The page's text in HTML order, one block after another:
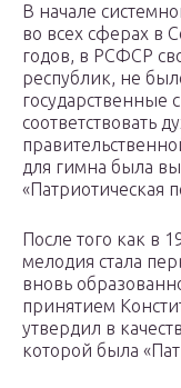
В начале
во всех сферах в
годов, в РСФСР
республик, не
государственные
соответствовать
для гимна была
«Патриотическая
После того как в
мелодия стала
вновь
принятием
утвердил в
которой была